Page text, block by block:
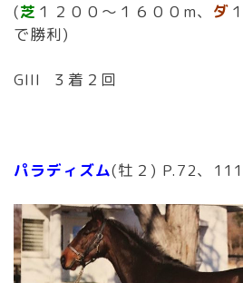
(芝 １２００〜１６００m、 ダ
で勝利)
GIII ３着２回
パラディズム(牡２) P.72、111